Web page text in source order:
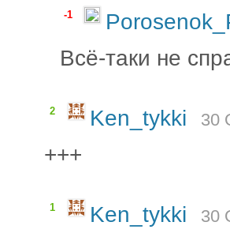
-1
Всё-таки не
2 Ken_tykki 30
+++
1 Ken_tykki 30